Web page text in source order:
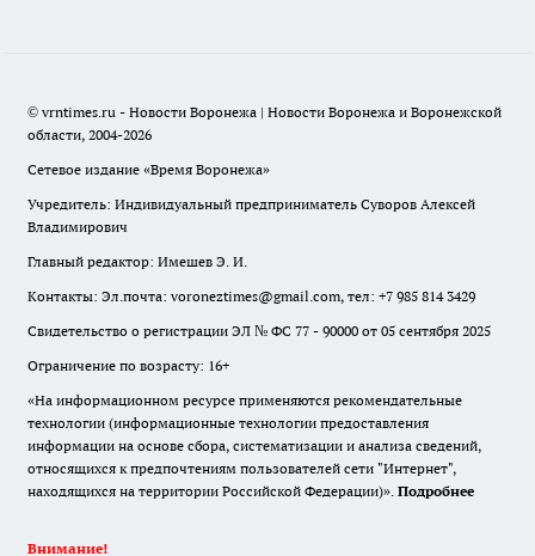
© vrntimes.ru - Новости Воронежа | Новости Воронежа и Воронежской
области, 2004-2026
Сетевое издание «Время Воронежа»
Учредитель: Индивидуальный предприниматель Суворов Алексей
Владимирович
Главный редактор: Имешев Э. И.
Контакты: Эл.почта: voroneztimes@gmail.com, тел: +7 985 814 3429
Свидетельство о регистрации ЭЛ № ФС 77 - 90000 от 05 сентября 2025
Ограничение по возрасту: 16+
«На информационном ресурсе применяются рекомендательные
технологии (информационные технологии предоставления
информации на основе сбора, систематизации и анализа сведений,
относящихся к предпочтениям пользователей сети "Интернет",
находящихся на территории Российской Федерации)». Подробнее
Внимание!